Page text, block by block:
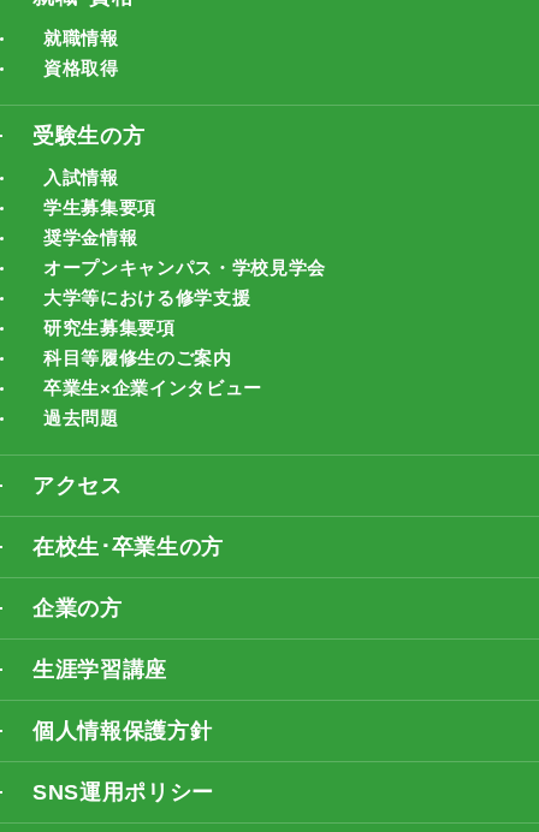
就職情報
資格取得
受験生の方
入試情報
学生募集要項
奨学金情報
オープンキャンパス・学校見学会
大学等における修学支援
研究生募集要項
科目等履修生のご案内
卒業生×企業インタビュー
過去問題
アクセス
在校生･卒業生の方
企業の方
生涯学習講座
個人情報保護方針
SNS運用ポリシー